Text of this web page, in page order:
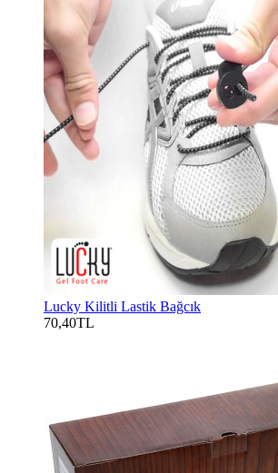
Lucky Kilitli Lastik Bağcık
70,40TL